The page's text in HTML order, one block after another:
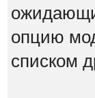
опцию
списком